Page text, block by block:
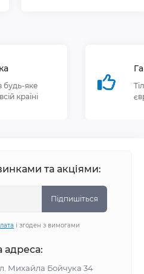
будь-яке
країні
та акціями:
Підпишіться
і згоден з вимогами
адреса:
Михайла Бойчука 34